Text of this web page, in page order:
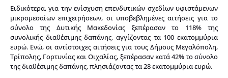
Ειδικότερα, για την ενίσχυση επενδυτικών σχεδίων υφιστάμενων
μικρομεσαίων επιχειρήσεων, οι υποβεβλημένες αιτήσεις για το
σύνολο της Δυτικής Μακεδονίας ξεπέρασαν το 118% της
συνολικής διαθέσιμης δαπάνης, αγγίζοντας τα 100 εκατομμύρια
ευρώ. Ενώ, οι αντίστοιχες αιτήσεις για τους Δήμους Μεγαλόπολη,
Τρίπολης, Γορτυνίας και Οιχαλίας, ξεπέρασαν κατά 42% το σύνολο
της διαθέσιμης δαπάνης, πλησιάζοντας τα 28 εκατομμύρια ευρώ.